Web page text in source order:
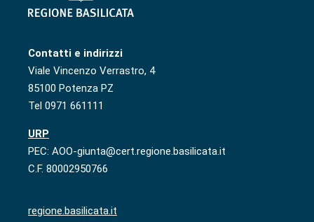
Contatti e indirizzi
Viale Vincenzo Verrastro, 4
85100 Potenza PZ
Tel 0971 661111
URP
PEC: AOO-giunta@cert.regione.basilicata.it
C.F. 80002950766
regione.basilicata.it